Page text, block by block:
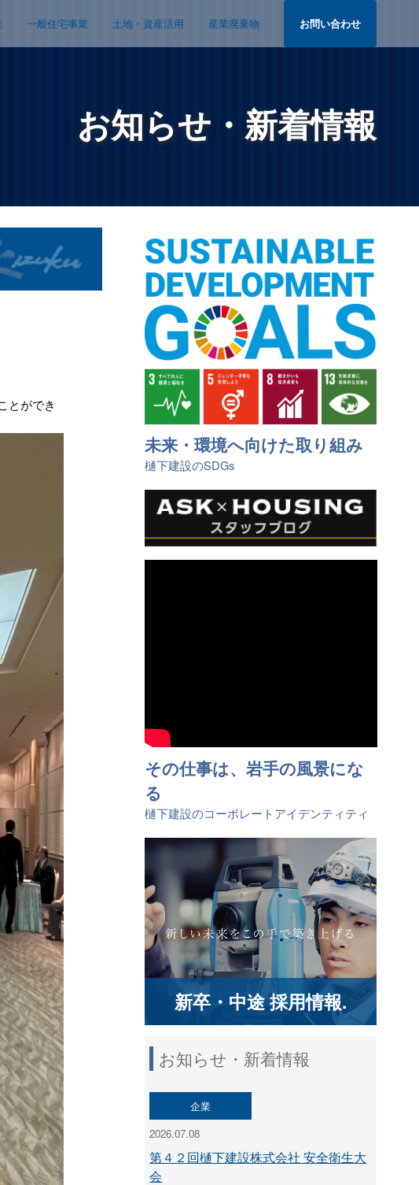
一般住宅事業 土地・資産活用 産業廃棄物 お問い合わせ
お知らせ・新着情報
とができ
未来・環境へ向けた取り組み
樋󠄀下建設のSDGs
その仕事は、岩手の風景にな
る
樋󠄀下建設のコーポレートアイデンティティ
新卒・中途 採用情報.
お知らせ・新着情報
企業
2026.07.08
第４２回樋下建設株式会社 安全衛生大
会